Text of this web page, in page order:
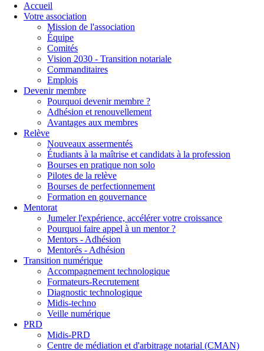
Accueil
Votre association
Mission de l'association
Équipe
Comités
Vision 2030 - Transition notariale
Commanditaires
Emplois
Devenir membre
Pourquoi devenir membre ?
Adhésion et renouvellement
Avantages aux membres
Relève
Nouveaux assermentés
Étudiants à la maîtrise et candidats à la profession
Bourses en pratique non solo
Pilotes de la relève
Bourses de perfectionnement
Formation en gouvernance
Mentorat
Jumeler l'expérience, accélérer votre croissance
Pourquoi faire appel à un mentor ?
Mentors - Adhésion
Mentorés - Adhésion
Transition numérique
Accompagnement technologique
Formateurs-Recrutement
Diagnostic technologique
Midis-techno
Veille numérique
PRD
Midis-PRD
Centre de médiation et d'arbitrage notarial (CMAN)